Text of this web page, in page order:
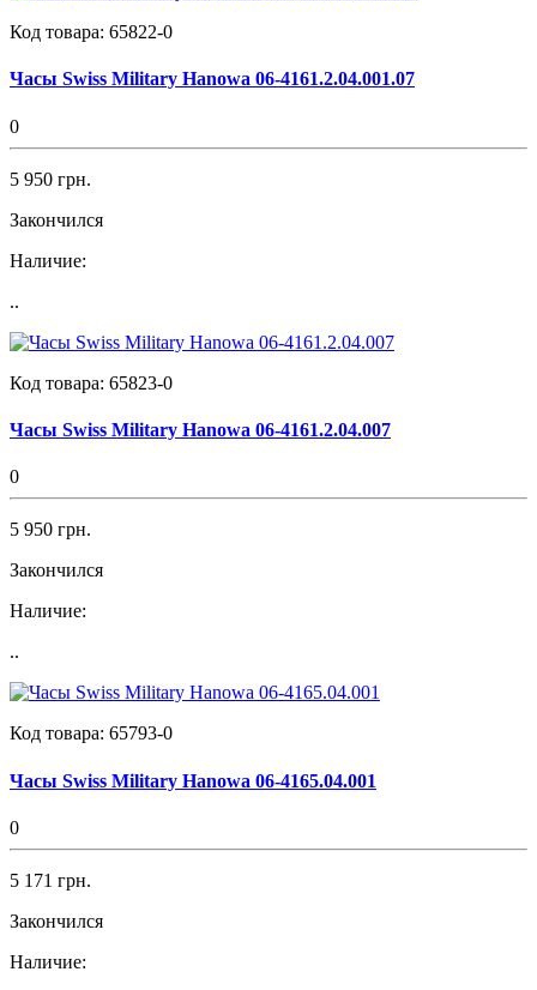
Код товара: 65822-0
Часы Swiss Military Hanowa 06-4161.2.04.001.07
0
5 950 грн.
Закончился
Наличие:
..
Код товара: 65823-0
Часы Swiss Military Hanowa 06-4161.2.04.007
0
5 950 грн.
Закончился
Наличие:
..
Код товара: 65793-0
Часы Swiss Military Hanowa 06-4165.04.001
0
5 171 грн.
Закончился
Наличие: